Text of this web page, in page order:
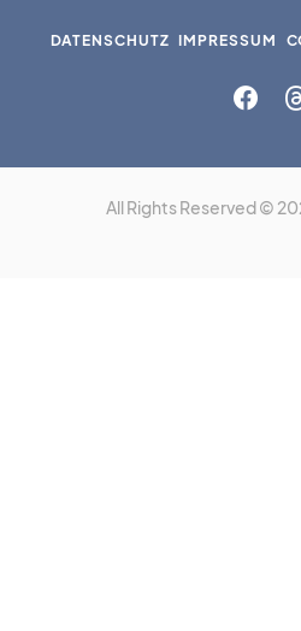
DATENSCHUTZ IMPRESSUM
All Rights Reserved ©